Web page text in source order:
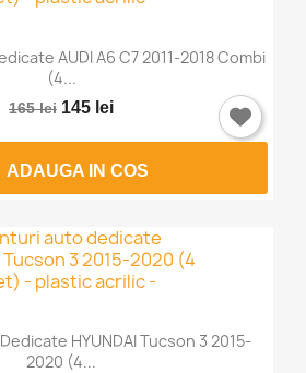
AUDI A6 C7 2011-2018 Combi
(4...
165 lei 145 lei
ADAUGA IN COS
HYUNDAI Tucson 3 2015-
2020 (4...